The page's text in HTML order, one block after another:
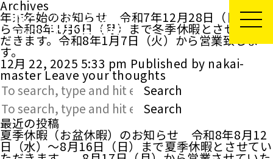
Archives
年末年始のお知らせ 令和7年12月28日（日）か
ら令和8年1月6日（月）まで冬季休暇とさせていた
だきます。令和8年1月7日（火）から営業致しま
す。
12月 22, 2025 5:33 pm Published by nakai-
masterLeave your thoughts
Search
Search
最近の投稿
夏季休暇（お盆休暇）のお知らせ 令和8年8月12
日（水）～8月16日（日）まで夏季休暇とさせてい